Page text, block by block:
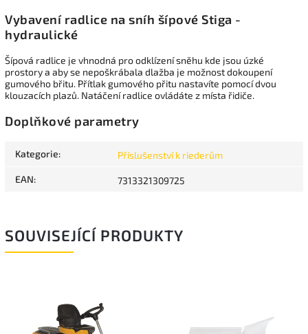
Vybavení radlice na sníh šípové Stiga -
hydraulické
Šípová radlice je vhnodná pro odklízení sněhu kde jsou úzké
prostory a aby se nepoškrábala dlažba je možnost dokoupení
gumového břitu. Přítlak gumového přitu nastavíte pomocí dvou
klouzacích plazů. Natáčení radlice ovládáte z místa řidiče.
Doplňkové parametry
Kategorie: Příslušenství k riederům
EAN: 7313321309725
SOUVISEJÍCÍ PRODUKTY